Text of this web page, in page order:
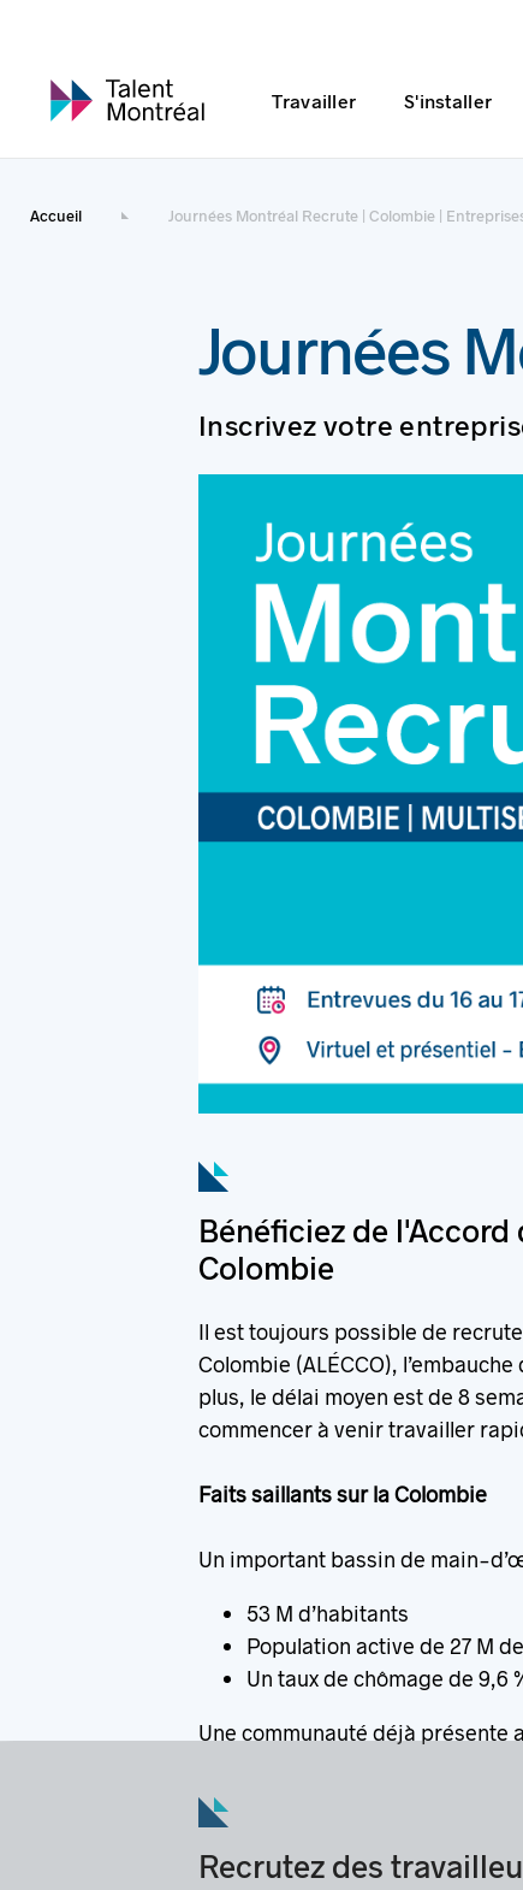
Travailler S'installer
Accueil Journées Montréal Recrute | Colombie |
Journées
Inscrivez votre
Bénéficiez de
Colombie
Il est toujours possible de
Colombie (ALÉCCO),
plus, le délai moyen est de 8
commencer à venir travailler
Faits saillants sur la Colombie
Un important bassin de main-
53 M d’habitants
Population active de 27 M
Un taux de chômage de 9,6
Une communauté déjà présente
Recrutez des